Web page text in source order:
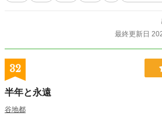
最終更新日
32
半年と永遠
谷地都